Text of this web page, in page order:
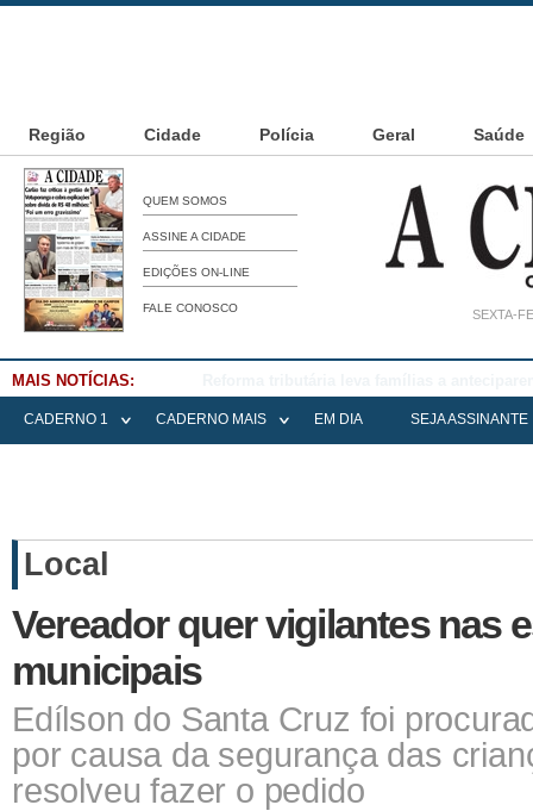
Região Cidade Polícia Geral Saúde
QUEM SOMOS
ASSINE A CIDADE
EDIÇÕES ON-LINE
FALE CONOSCO SEXTA-
MAIS NOTÍCIAS:
CADERNO 1 CADERNO MAIS EM DIA SEJA ASSINANTE
Local
Vereador quer vigilantes nas
municipais
Edílson do Santa Cruz foi
por causa da segurança das
resolveu fazer o pedido